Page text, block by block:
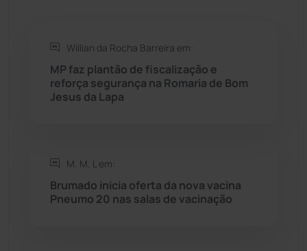
Rio do Antônio
Rio do Pires
Seabra
Willian da Rocha Barreira em:
MP faz plantão de fiscalização e
reforça segurança na Romaria de Bom
Jesus da Lapa
M. M. L em:
Brumado inicia oferta da nova vacina
Pneumo 20 nas salas de vacinação